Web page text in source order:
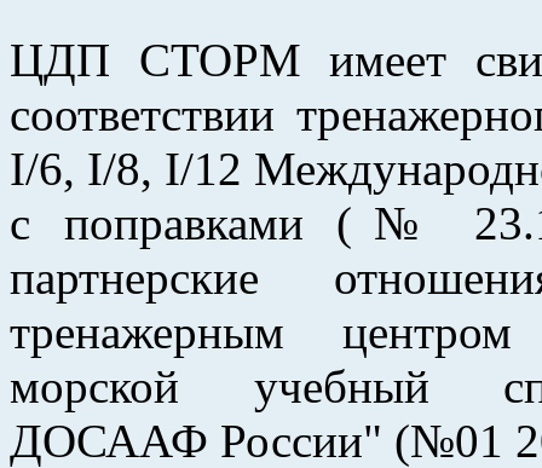
ЦДП СТОРМ имеет
соответствии
I/6, I/8, I/12
с поправками (№
партнерские
тренажерным
морской учебный
ДОСААФ России" (№01